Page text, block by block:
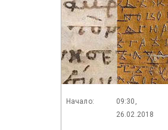
Начало:
09:30,
26.02.2018